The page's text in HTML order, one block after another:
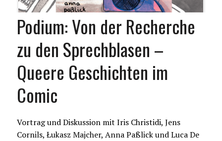
Podium: Von der Recherche
zu den Sprechblasen –
Queere Geschichten im
Comic
Vortrag und Diskussion mit Iris Christidi, Jens
Cornils, Łukasz Majcher, Anna Paßlick und Luca De